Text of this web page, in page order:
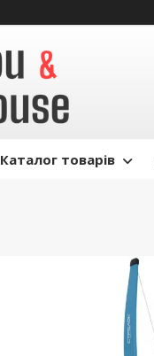
Каталог товарів